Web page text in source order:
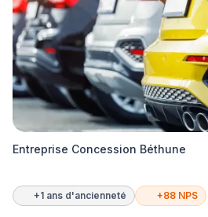
Entreprise Concession Béthune
+1 ans d'ancienneté +88 NPS